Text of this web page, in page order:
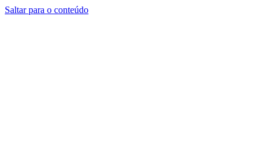
Saltar para o conteúdo